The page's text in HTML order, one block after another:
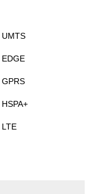
UMTS
EDGE
GPRS
HSPA+
LTE